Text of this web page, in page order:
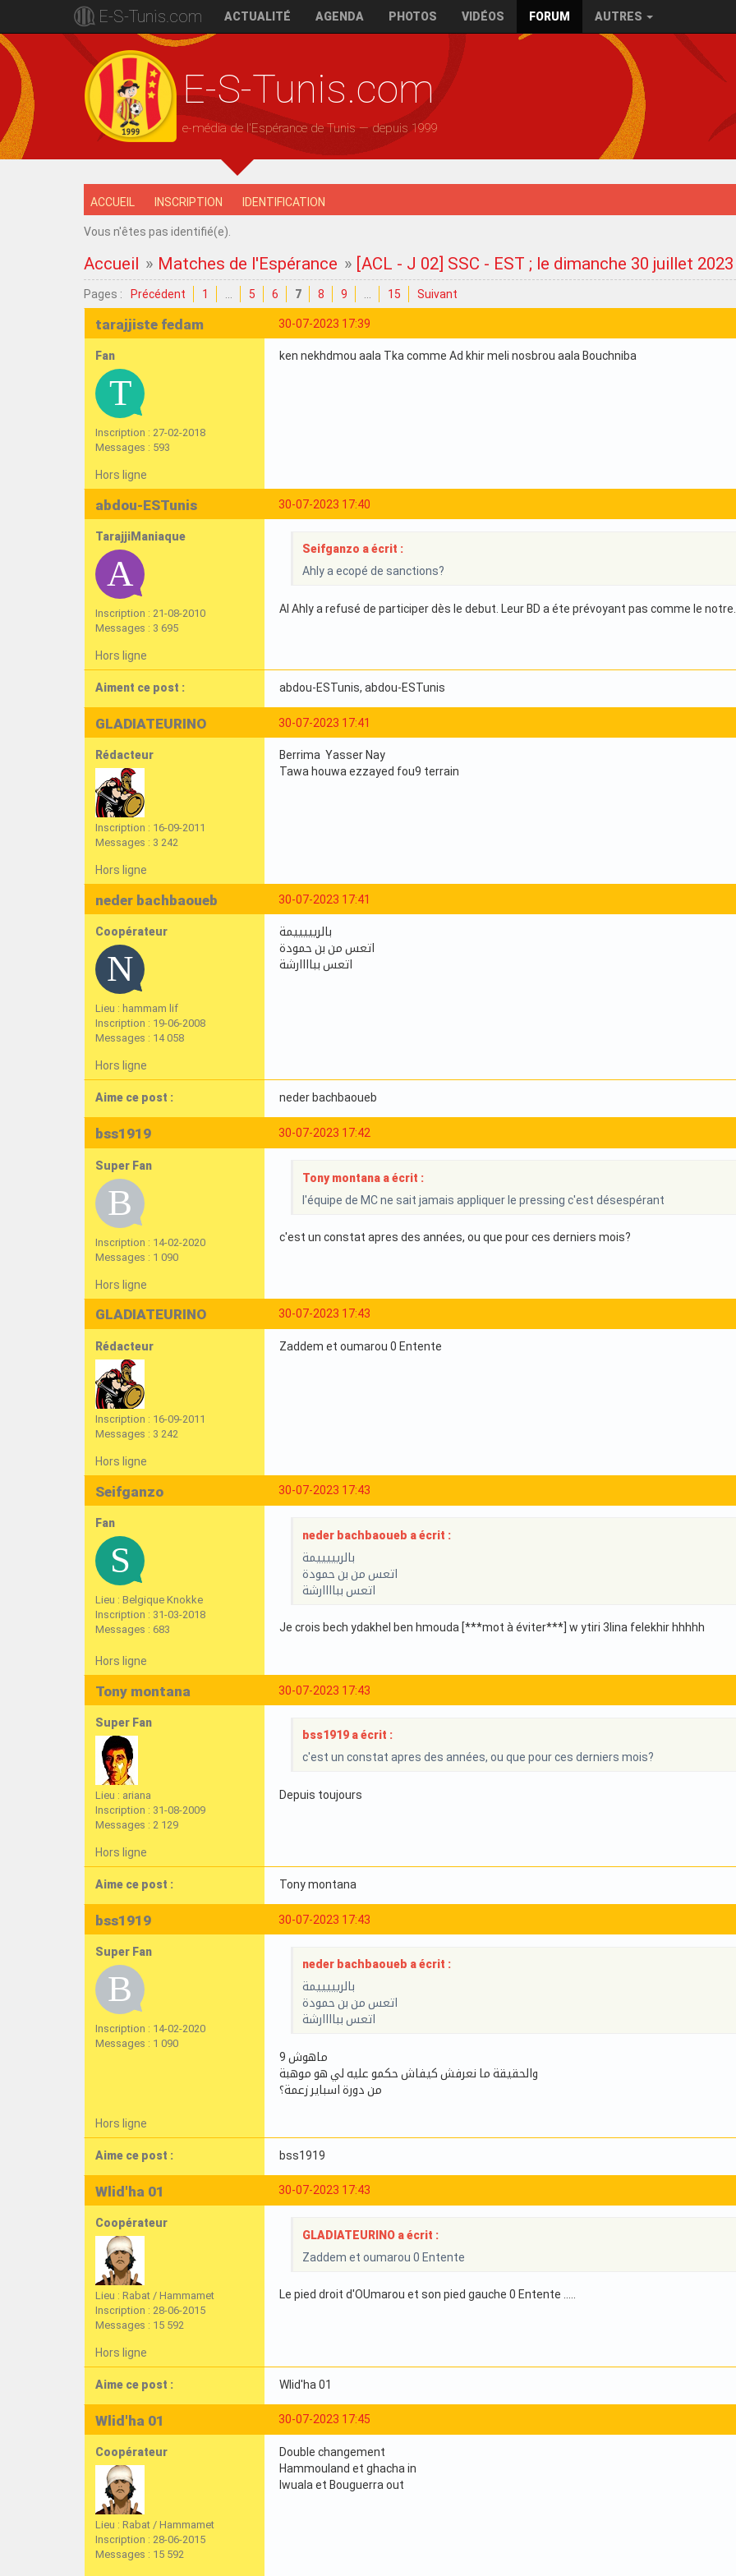
E-S-Tunis.com ACTUALITÉ AGENDA PHOTOS VIDÉOS FORUM AUTRES
E-S-Tunis.com
e-média de l'Espérance de Tunis — depuis 1999
ACCUEIL INSCRIPTION IDENTIFICATION
Vous n'êtes pas identifié(e).
Accueil » Matches de l'Espérance » [ACL - J 02] SSC - EST ; le dimanche 30 juillet
Pages : Précédent 1 5 6 7 8 9 15 Suivant
30-07-2023 17:39
tarajjiste fedam
Fan
Inscription : 27-02-2018
Messages : 593
ken nekhdmou aala Tka comme Ad khir meli nosbrou aala Bouchniba
Hors ligne
30-07-2023 17:40
abdou-ESTunis
TarajjiManiaque
Inscription : 21-08-2010
Messages : 3 695
Seifganzo a écrit :
Ahly a ecopé de sanctions?
Al Ahly a refusé de participer dès le debut. Leur BD a éte prévoyant pas comme le notre.
Hors ligne
Aiment ce post : abdou-ESTunis, abdou-ESTunis
30-07-2023 17:41
GLADIATEURINO
Rédacteur
Inscription : 16-09-2011
Messages : 3 242
Berrima Yasser Nay
Tawa houwa ezzayed fou9 terrain
Hors ligne
30-07-2023 17:41
neder bachbaoueb
Coopérateur
Lieu : hammam lif
Inscription : 19-06-2008
Messages : 14 058
بالريييييمة
اتعس من بن حمودة
اتعس بباااارشة
Hors ligne
Aime ce post : neder bachbaoueb
30-07-2023 17:42
bss1919
Super Fan
Inscription : 14-02-2020
Messages : 1 090
Tony montana a écrit :
l'équipe de MC ne sait jamais appliquer le pressing c'est désespérant
c'est un constat apres des années, ou que pour ces derniers mois?
Hors ligne
30-07-2023 17:43
GLADIATEURINO
Rédacteur
Inscription : 16-09-2011
Messages : 3 242
Zaddem et oumarou 0 Entente
Hors ligne
30-07-2023 17:43
Seifganzo
Fan
Lieu : Belgique Knokke
Inscription : 31-03-2018
Messages : 683
neder bachbaoueb a écrit :
بالريييييمة
اتعس من بن حمودة
اتعس بباااارشة
Je crois bech ydakhel ben hmouda [***mot à éviter***] w ytiri 3lina felekhir hhhhh
Hors ligne
30-07-2023 17:43
Tony montana
Super Fan
Lieu : ariana
Inscription : 31-08-2009
Messages : 2 129
bss1919 a écrit :
c'est un constat apres des années, ou que pour ces derniers mois?
Depuis toujours
Hors ligne
Aime ce post : Tony montana
30-07-2023 17:43
bss1919
Super Fan
Inscription : 14-02-2020
Messages : 1 090
neder bachbaoueb a écrit :
بالريييييمة
اتعس من بن حمودة
اتعس بباااارشة
ماهوش 9
والحقيقة ما نعرفش كيفاش حكمو عليه لي هو موهبة
من دورة اسباير زعمة؟
Hors ligne
Aime ce post : bss1919
30-07-2023 17:43
Wlid'ha 01
Coopérateur
Lieu : Rabat / Hammamet
Inscription : 28-06-2015
Messages : 15 592
GLADIATEURINO a écrit :
Zaddem et oumarou 0 Entente
Le pied droit d'OUmarou et son pied gauche 0 Entente .....
Hors ligne
Aime ce post : Wlid'ha 01
30-07-2023 17:45
Wlid'ha 01
Coopérateur
Lieu : Rabat / Hammamet
Inscription : 28-06-2015
Messages : 15 592
Double changement
Hammouland et ghacha in
Iwuala et Bouguerra out